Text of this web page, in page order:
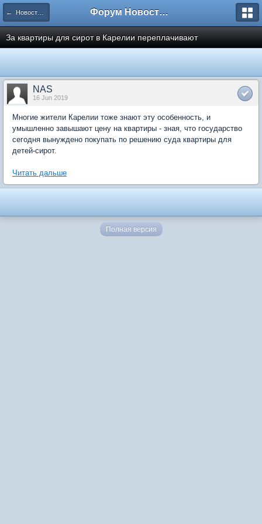
← Новости рынка недвижимости Форум Новостройки
За квартиры для сирот в Карелии переплачивают
NAS
16 Jun 2019
Многие жители Карелии тоже знают эту особенность, и
умышленно завышают цену на квартиры - зная, что государство
сегодня вынуждено покупать по решению суда квартиры для
детей-сирот.
Читать дальше
Полная версия